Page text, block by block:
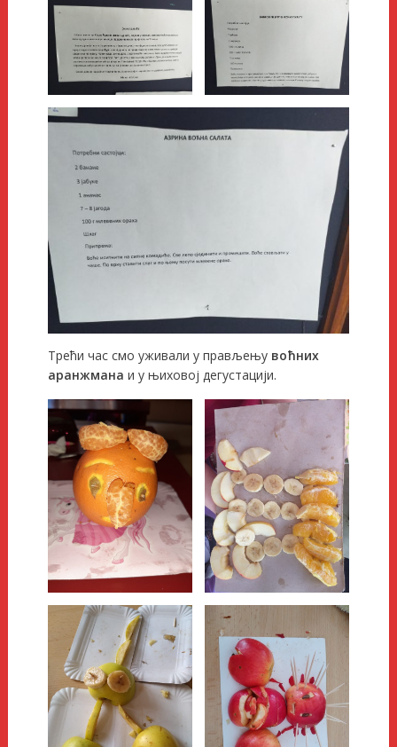
Трећи час смо уживали у прављењу воћних
аранжмана и у њиховој дегустацији.